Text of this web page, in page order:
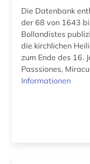
druckwerk (1)
Die Datenbank
der 68 von 1643
Bollandistes
die kirchlichen
zum Ende des 16.
Passsiones,
Informationen